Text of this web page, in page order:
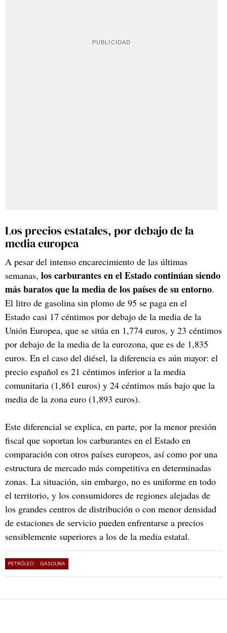
Los precios estatales, por debajo de la
media europea
A pesar del intenso encarecimiento de las últimas
semanas, los carburantes en el Estado continúan siendo
más baratos que la media de los países de su entorno.
El litro de gasolina sin plomo de 95 se paga en el
Estado casi 17 céntimos por debajo de la media de la
Unión Europea, que se sitúa en 1,774 euros, y 23 céntimos
por debajo de la media de la eurozona, que es de 1,835
euros. En el caso del diésel, la diferencia es aún mayor: el
precio español es 21 céntimos inferior a la media
comunitaria (1,861 euros) y 24 céntimos más bajo que la
media de la zona euro (1,893 euros).
Este diferencial se explica, en parte, por la menor presión
fiscal que soportan los carburantes en el Estado en
comparación con otros países europeos, así como por una
estructura de mercado más competitiva en determinadas
zonas. La situación, sin embargo, no es uniforme en todo
el territorio, y los consumidores de regiones alejadas de
los grandes centros de distribución o con menor densidad
de estaciones de servicio pueden enfrentarse a precios
sensiblemente superiores a los de la media estatal.
PETRÓLEO GASOLINA